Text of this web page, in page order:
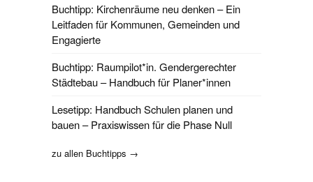
Buchtipp: Kirchenräume neu denken – Ein
Leitfaden für Kommunen, Gemeinden und
Engagierte
Buchtipp: Raumpilot*in. Gendergerechter
Städtebau – Handbuch für Planer*innen
Lesetipp: Handbuch Schulen planen und
bauen – Praxiswissen für die Phase Null
zu allen Buchtipps →